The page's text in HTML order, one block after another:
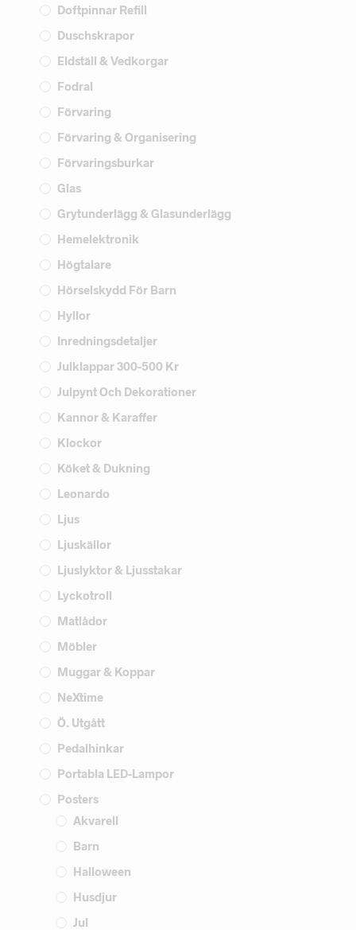
Doftpinnar Refill
Duschskrapor
Eldställ & Vedkorgar
Fodral
Förvaring
Förvaring & Organisering
Förvaringsburkar
Glas
Grytunderlägg & Glasunderlägg
Hemelektronik
Högtalare
Hörselskydd För Barn
Hyllor
Inredningsdetaljer
Julklappar 300-500 Kr
Julpynt Och Dekorationer
Kannor & Karaffer
Klockor
Köket & Dukning
Leonardo
Ljus
Ljuskällor
Ljuslyktor & Ljusstakar
Lyckotroll
Matlådor
Möbler
Muggar & Koppar
NeXtime
Ö. Utgått
Pedalhinkar
Portabla LED-Lampor
Posters
Akvarell
Barn
Halloween
Husdjur
Jul